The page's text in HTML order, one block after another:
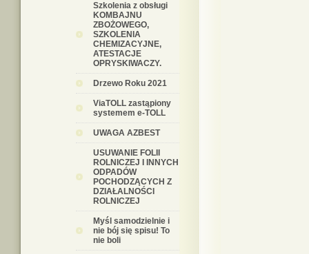
Szkolenia z obsługi
KOMBAJNU
ZBOŻOWEGO,
SZKOLENIA
CHEMIZACYJNE,
ATESTACJE
OPRYSKIWACZY.
Drzewo Roku 2021
ViaTOLL zastąpiony
systemem e-TOLL
UWAGA AZBEST
USUWANIE FOLII
ROLNICZEJ I INNYCH
ODPADÓW
POCHODZĄCYCH Z
DZIAŁALNOŚCI
ROLNICZEJ
Myśl samodzielnie i
nie bój się spisu! To
nie boli